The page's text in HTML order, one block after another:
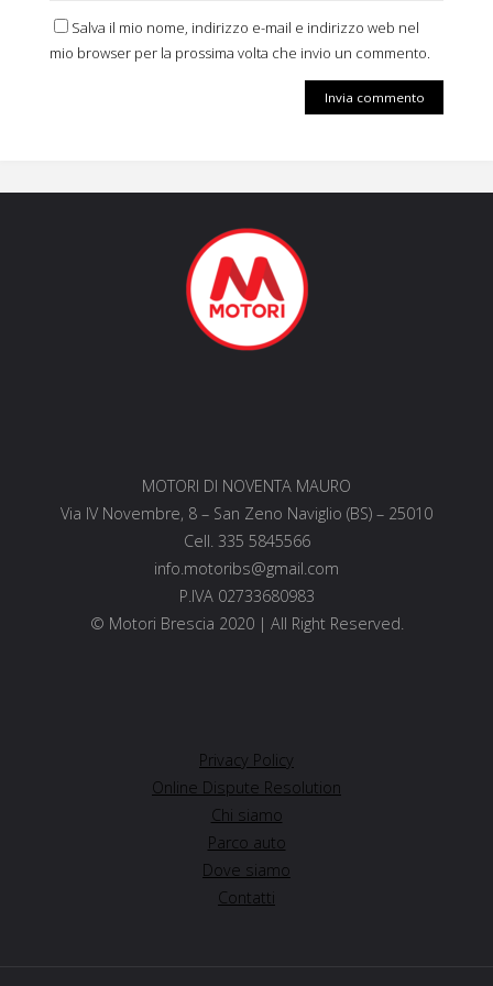
Salva il mio nome, indirizzo e-mail e indirizzo web nel
mio browser per la prossima volta che invio un commento.
MOTORI DI NOVENTA MAURO
Via IV Novembre, 8 – San Zeno Naviglio (BS) – 25010
Cell. 335 5845566
info.motoribs@gmail.com
P.IVA 02733680983
© Motori Brescia 2020 | All Right Reserved.
Privacy Policy
Online Dispute Resolution
Chi siamo
Parco auto
Dove siamo
Contatti